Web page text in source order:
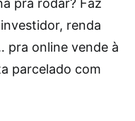
pra rodar? Faz
renda
pra online vende à
parcelado com